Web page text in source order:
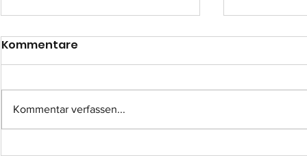
Einsatz-Nr.: 057
Kommentare
Kommentar verfassen...